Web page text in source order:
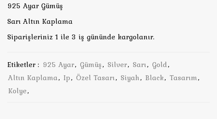
925 Ayar Gümüş
Sarı Altın Kaplama
Siparişleriniz 1 ile 3 iş gününde kargolanır.
Etiketler : 925 Ayar, Gümüş, Silver, Sarı, Gold,
Altın Kaplama, Ip, Özel Tasarı, Siyah, Black, Tasarım,
Kolye,